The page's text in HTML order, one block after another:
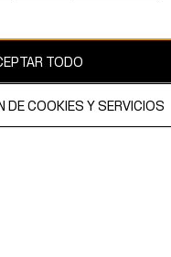
por copyright y es
TODO
DE COOKIES Y SERVICIOS